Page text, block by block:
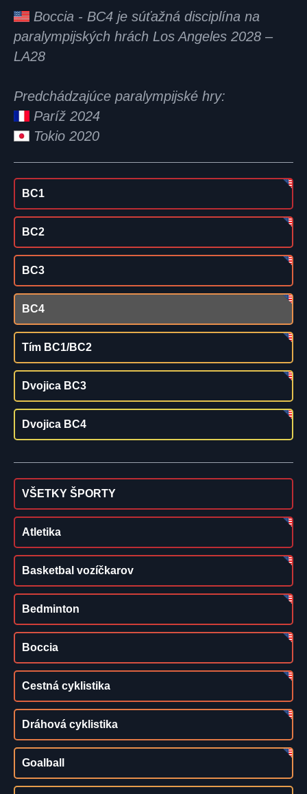
Boccia - BC4 je súťažná disciplína na
paralympijských hrách Los Angeles 2028 –
LA28
Predchádzajúce paralympijské hry:
Paríž 2024
Tokio 2020
BC1
BC2
BC3
BC4
Tím BC1/BC2
Dvojica BC3
Dvojica BC4
VŠETKY ŠPORTY
Atletika
Basketbal vozíčkarov
Bedminton
Boccia
Cestná cyklistika
Dráhová cyklistika
Goalball